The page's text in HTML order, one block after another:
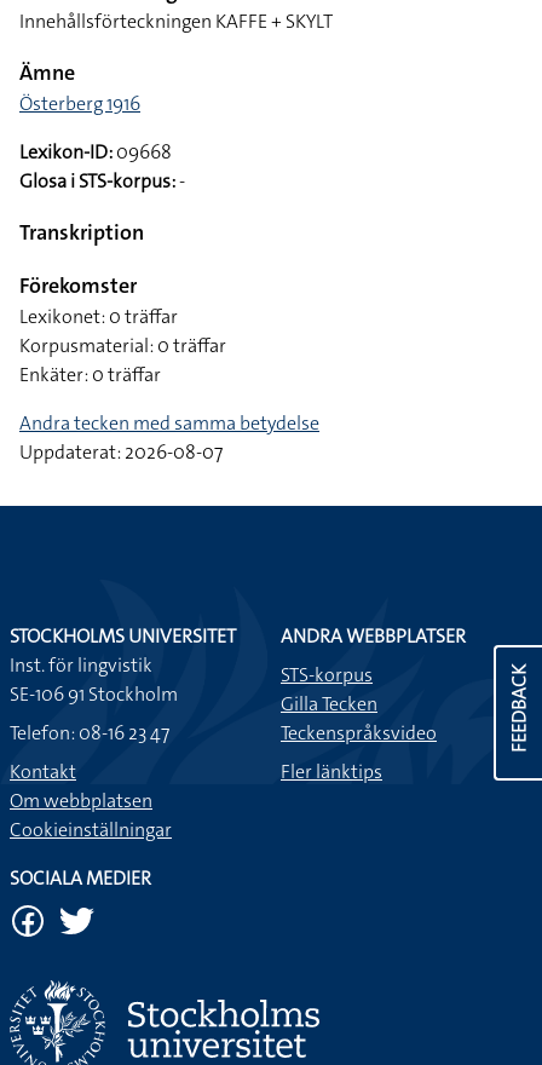
Innehållsförteckningen KAFFE + SKYLT
Ämne
Österberg 1916
Lexikon-ID:09668
Glosa i STS-korpus:-
Transkription
Förekomster
Lexikonet: 0 träffar
Korpusmaterial: 0 träffar
Enkäter: 0 träffar
Andra tecken med samma betydelse
Uppdaterat: 2026-08-07
FEEDBACK
STOCKHOLMS UNIVERSITET
Inst. för lingvistik
SE-106 91 Stockholm
Telefon: 08-16 23 47
Kontakt
Om webbplatsen
Cookieinställningar
ANDRA WEBBPLATSER
STS-korpus
Gilla Tecken
Teckenspråksvideo
Fler länktips
SOCIALA MEDIER